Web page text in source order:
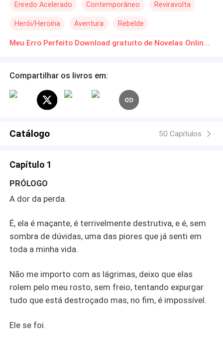
jovem militar em sã consciência, Logan vai testar todos
fez seu pesadelo durante anos. Coisas mal resolvidas
voltam. Eles não podem mais fugir do que foi deixado de
amor? O que de fato os manteve vivos, tanto na guerra,
Enredo Acelerado Contemporâneo Reviravolta
Herói/Heroína Aventura Rebelde
De Inimigos a Amantes Segunda Chance Meu Erro Perfeito Download gratuito de Novelas Online em PDF
Compartilhar os livros em:
Catálogo 50 Capítulos
Capítulo 1
PRÓLOGO
A dor da perda.
É, ela é maçante, é terrivelmente destrutiva, e é, sem
sombra de dúvidas, uma das piores que já senti em
toda a minha vida.
Não me importo com as lágrimas, deixo que elas
rolem pelo meu rosto, sem freio, tentando expurgar
tudo que está destroçado mas, no fim, é impossível.
Ele se foi.